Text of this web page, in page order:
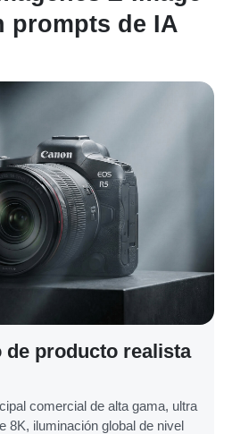
prompts de IA
de producto realista
comercial de alta gama, ultra
8K, iluminación global de nivel